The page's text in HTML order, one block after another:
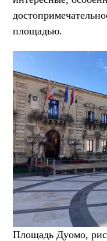
площадью.
Площадь Дуомо,